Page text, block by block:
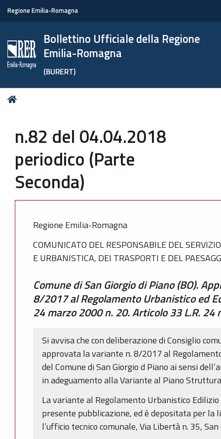
Regione Emilia-Romagna
Bollettino Ufficiale della Regione
Emilia-Romagna
(BURERT)
Tu
n.82 del 04.04.2018
periodico (Parte
Seconda)
Regione Emilia-Romagna
COMUNICATO DEL RESPONSABILE DEL
E URBANISTICA, DEI TRASPORTI E DEL
Comune di San Giorgio di Piano (BO).
8/2017 al Regolamento Urbanistico ed
24 marzo 2000 n. 20. Articolo 33 L.R. 24
Si avvisa che con deliberazione di Consiglio
approvata la variante n. 8/2017 al
del Comune di San Giorgio d Piano ai sensi
in adeguamento alla Variante al Piano
La variante al Regolamento Urbanistico
presente pubblicazione, ed è depositata per la
l’ufficio tecnico comunale, Via Libertà n. 35, San